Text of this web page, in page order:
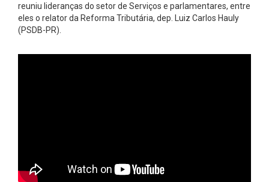
reuniu lideranças do setor de Serviços e parlamentares, entre
eles o relator da Reforma Tributária, dep. Luiz Carlos Hauly
(PSDB-PR).